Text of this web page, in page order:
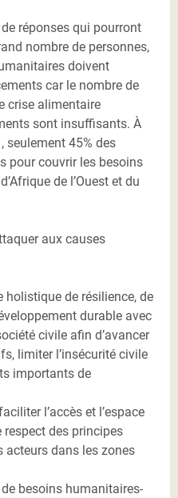
réponses qui pourront
nombre de personnes,
doivent
car le nombre de
crise alimentaire
sont insuffisants. À
seulement 45% des
pour couvrir les besoins
de l’Ouest et du
aux causes
holistique de résilience, de
durable avec
civile afin d’avancer
limiter l’insécurité civile
importants de
l’accès et l’espace
des principes
acteurs dans les zones
besoins humanitaires-